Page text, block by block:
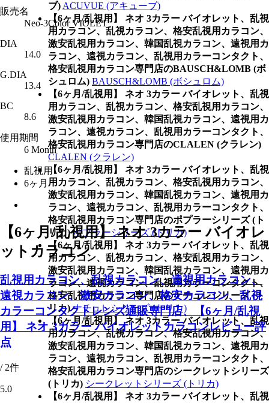
ブ) ACUVUE (アキューブ)
【6ヶ月/乱視用】 ネオ 3カラー バイオレット、乱視
用カラコン、乱視カラコン、格安乱視用カラコン、
激安乱視用カラコン、韓国乱視カラコン、遠視用カ
ラコン、遠視カラコン、乱視用カラーコンタクト、
格安乱視用カラコン専門店のBAUSCH&LOMB (ボ
シュロム) BAUSCH&LOMB (ボシュロム)
【6ヶ月/乱視用】 ネオ 3カラー バイオレット、乱視
用カラコン、乱視カラコン、格安乱視用カラコン、
激安乱視用カラコン、韓国乱視カラコン、遠視用カ
ラコン、遠視カラコン、乱視用カラーコンタクト、
格安乱視用カラコン専門店のCLALEN (クラレン)
CLALEN (クラレン)
【6ヶ月/乱視用】 ネオ 3カラー バイオレット、乱視
用カラコン、乱視カラコン、格安乱視用カラコン、
激安乱視用カラコン、韓国乱視カラコン、遠視用カ
ラコン、遠視カラコン、乱視用カラーコンタクト、
格安乱視用カラコン専門店のポプラーシリーズ (ト
リカ) ポプラーシリーズ (トリカ)
【6ヶ月/乱視用】 ネオ 3カラー バイオレット、乱視
用カラコン、乱視カラコン、格安乱視用カラコン、
激安乱視用カラコン、韓国乱視カラコン、遠視用カ
ラコン、遠視カラコン、乱視用カラーコンタクト、
格安乱視用カラコン専門店のナチュレシリーズ (ト
リカ) ナチュレシリーズ (トリカ)
【6ヶ月/乱視用】 ネオ 3カラー バイオレット、乱視
用カラコン、乱視カラコン、格安乱視用カラコン、
激安乱視用カラコン、韓国乱視カラコン、遠視用カ
ラコン、遠視カラコン、乱視用カラーコンタクト、
格安乱視用カラコン専門店のシークレットシリーズ
(トリカ) シークレットシリーズ (トリカ)
【6ヶ月/乱視用】 ネオ 3カラー バイオレット、乱視
販売名
Neo-3Color VIOLET
DIA
14.0
G.DIA
13.4
BC
8.6
使用期間
6 Month
乱視用
6ヶ月
【6ヶ月/乱視用】 ネオ 3カラー バイオレ
ットカラコン
乱視用カラコン、乱視カラコン、遠視用カラコン、
遠視カラコン、激安カラコン、格安カラコン、乱視
カラーコンタクトレンズ通販専門店、【6ヶ月/乱視
用】 ネオ 3カラー バイオレットカラコンレビュー評
点
/ 2件
5.0